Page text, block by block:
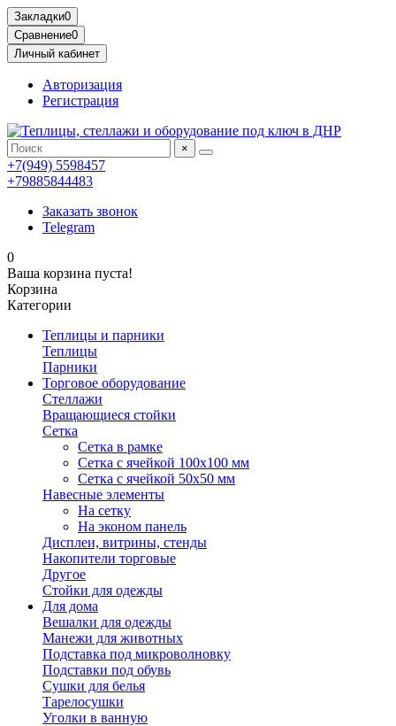
Закладки0
Сравнение0
Личный кабинет
Авторизация
Регистрация
×
+7(949) 5598457
+79885844483
Заказать звонок
Telegram
0
Ваша корзина пуста!
Корзина
Категории
Теплицы и парники
Теплицы
Парники
Торговое оборудование
Стеллажи
Вращающиеся стойки
Сетка
Сетка в рамке
Сетка с ячейкой 100х100 мм
Сетка с ячейкой 50х50 мм
Навесные элементы
На сетку
На эконом панель
Дисплеи, витрины, стенды
Накопители торговые
Другое
Стойки для одежды
Для дома
Вешалки для одежды
Манежи для животных
Подставка под микроволновку
Подставки под обувь
Сушки для белья
Тарелосушки
Уголки в ванную